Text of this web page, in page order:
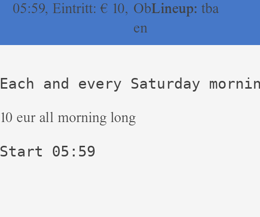
05:59, Eintritt: € 10, Ob
en
Lineup: tba
Each and every Saturday
10 eur all morning long
Start 05:59